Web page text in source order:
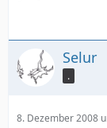
Selur
.
8. Dezember 2008